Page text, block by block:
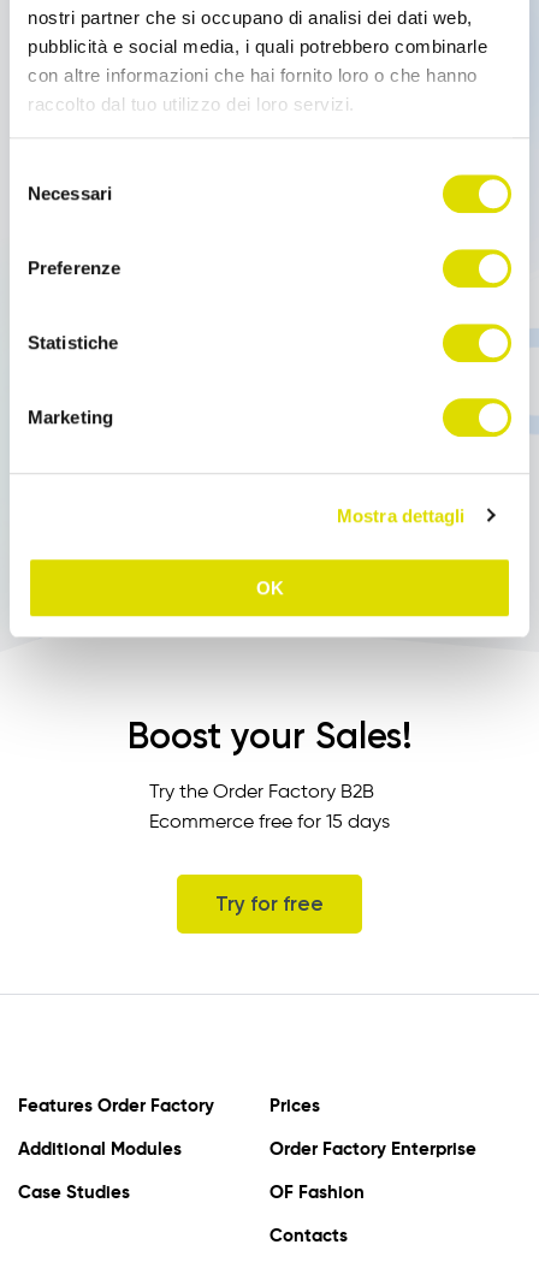
nostri partner che si occupano di analisi dei dati web,
pubblicità e social media, i quali potrebbero combinarle
con altre informazioni che hai fornito loro o che hanno
raccolto dal tuo utilizzo dei loro servizi.
policy
delNecessari
Preferenze
Statistiche
Marketing
Mostra dettagli
OK
Case History
Maison Dolci
Dolci The most active sector in the world of B2B e-
commerce is Food and Beverage: […]
Read more
Boost your Sales!
Try the Order Factory B2B
Ecommerce free for 15 days
Try for free
Features Order Factory
Additional Modules
Case Studies
Prices
Order Factory Enterprise
OF Fashion
Contacts